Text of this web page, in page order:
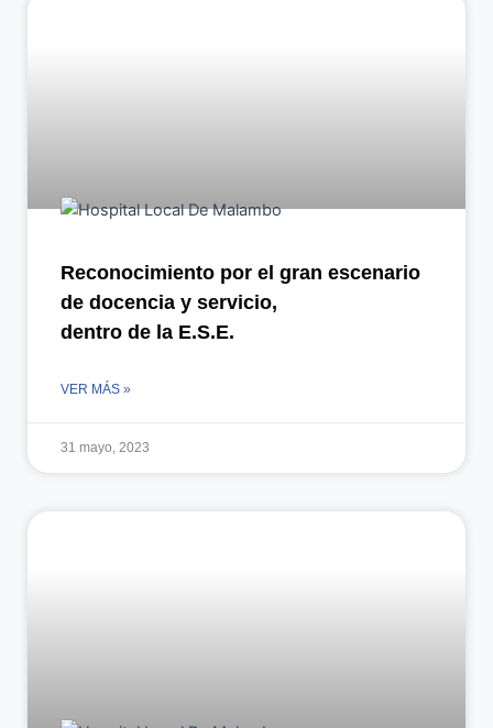
Reconocimiento por el gran escenario
de docencia y servicio,
dentro de la E.S.E.
VER MÁS »
31 mayo, 2023